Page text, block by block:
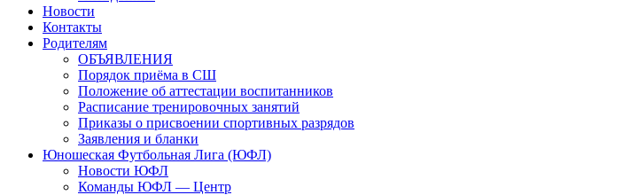
Новости
Контакты
Родителям
ОБЪЯВЛЕНИЯ
Порядок приёма в СШ
Положение об аттестации воспитанников
Расписание тренировочных занятий
Приказы о присвоении спортивных разрядов
Заявления и бланки
Юношеская Футбольная Лига (ЮФЛ)
Новости ЮФЛ
Команды ЮФЛ — Центр